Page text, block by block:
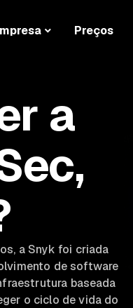
Preços
a
a Snyk foi criada
de software
baseada
o ciclo de vida do